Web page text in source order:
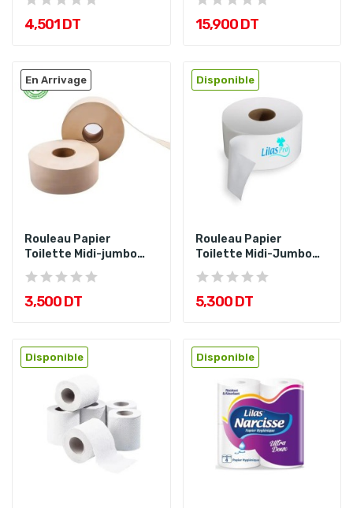
4,501 DT 15,900 DT
En Arrivage
Rouleau Papier
Toilette Midi-jumbo
350Gr Nova...
3,500 DT
Disponible
Rouleau Papier
Toilette Midi-Jumbo
450Gr Lilas
5,300 DT
Disponible Disponible